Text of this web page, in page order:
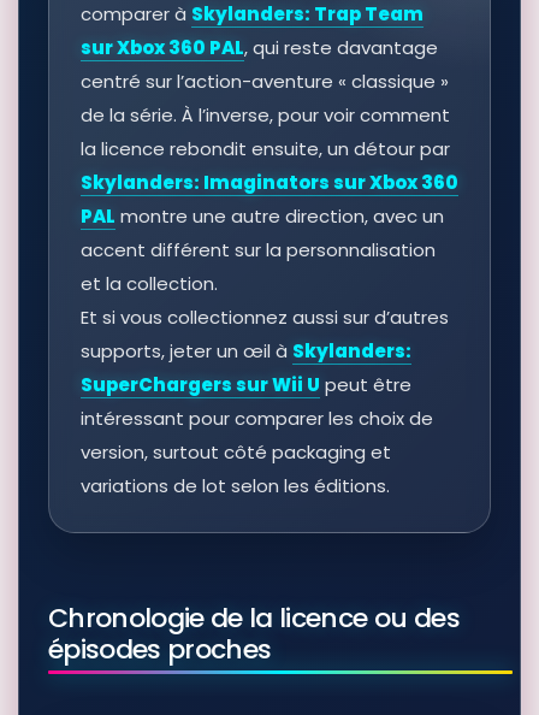
comparer à Skylanders: Trap Team
sur Xbox 360 PAL, qui reste davantage
centré sur l’action-aventure « classique »
de la série. À l’inverse, pour voir comment
la licence rebondit ensuite, un détour par
Skylanders: Imaginators sur Xbox 360
PAL montre une autre direction, avec un
accent différent sur la personnalisation
et la collection.
Et si vous collectionnez aussi sur d’autres
supports, jeter un œil à Skylanders:
SuperChargers sur Wii U peut être
intéressant pour comparer les choix de
version, surtout côté packaging et
variations de lot selon les éditions.
Chronologie de la licence ou des
épisodes proches